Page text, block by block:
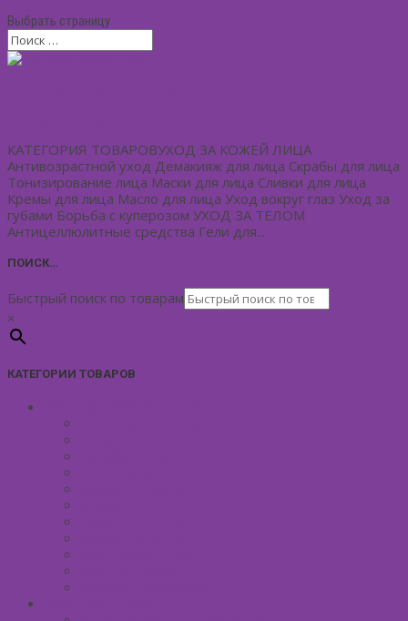
Выбрать страницу
КАТЕГОРИЯ ТОВАРОВУХОД ЗА КОЖЕЙ ЛИЦА
Антивозрастной уход Демакияж для лица Скрабы для лица
Тонизирование лица Маски для лица Сливки для лица
Кремы для лица Масло для лица Уход вокруг глаз Уход за
губами Борьба с куперозом УХОД ЗА ТЕЛОМ
Антицеллюлитные средства Гели для...
ПОИСК…
Быстрый поиск по товарам
×
КАТЕГОРИИ ТОВАРОВ